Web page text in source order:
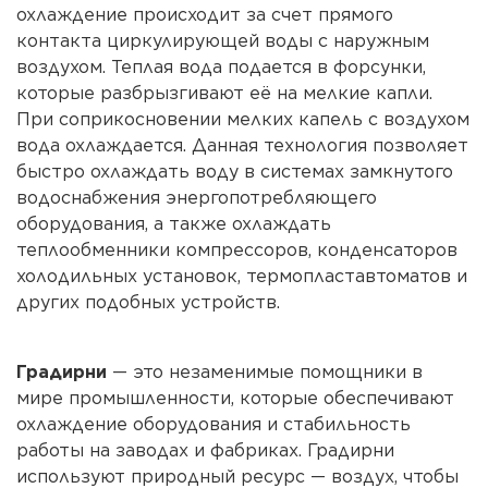
Напряжение/частота сети, В/Гц:
380/50
Масса, кг:
охлаждение происходит за счет прямого
контакта циркулирующей воды с наружным
воздухом. Теплая вода подается в форсунки,
которые разбрызгивают её на мелкие капли.
При соприкосновении мелких капель с воздухом
вода охлаждается. Данная технология позволяет
быстро охлаждать воду в системах замкнутого
водоснабжения энергопотребляющего
оборудования, а также охлаждать
теплообменники компрессоров, конденсаторов
холодильных установок, термопластавтоматов и
других подобных устройств.
Градирни — это незаменимые помощники в
мире промышленности, которые обеспечивают
охлаждение оборудования и стабильность
работы на заводах и фабриках. Градирни
используют природный ресурс — воздух, чтобы